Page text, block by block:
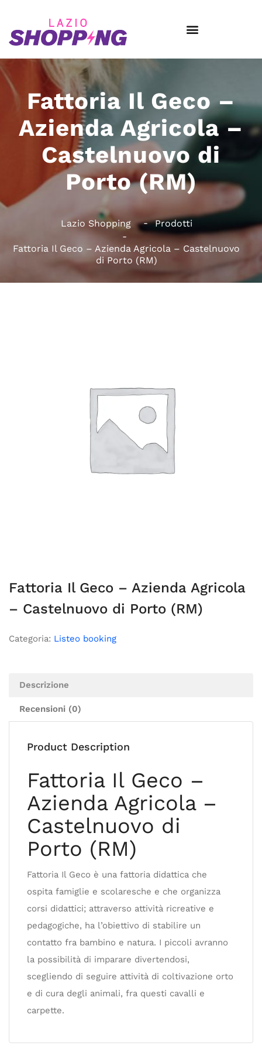
Fattoria Il Geco –
Azienda Agricola –
Castelnuovo di
Porto (RM)
Lazio Shopping Prodotti
Fattoria Il Geco – Azienda Agricola – Castelnuovo
di Porto (RM)
Fattoria Il Geco – Azienda Agricola
– Castelnuovo di Porto (RM)
Categoria: Listeo booking
Descrizione
Recensioni (0)
Product Description
Fattoria Il Geco –
Azienda Agricola –
Castelnuovo di
Porto (RM)
Fattoria Il Geco è una fattoria didattica che
ospita famiglie e scolaresche e che organizza
corsi didattici; attraverso attività ricreative e
pedagogiche, ha l’obiettivo di stabilire un
contatto fra bambino e natura. I piccoli avranno
la possibilità di imparare divertendosi,
scegliendo di seguire attività di coltivazione orto
e di cura degli animali, fra questi cavalli e
carpette.